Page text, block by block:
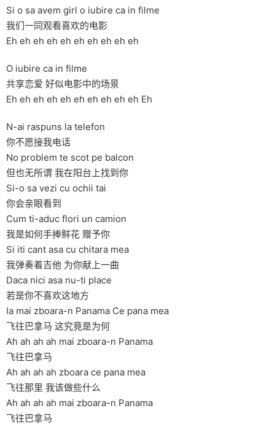
Si o sa avem girl o iubire ca in filme
我们一同观看喜欢的电影
Eh eh eh eh eh eh eh eh eh eh
O iubire ca in filme
共享恋爱 好似电影中的场景
Eh eh eh eh eh eh eh eh eh eh Eh
N-ai raspuns la telefon
你不愿接我电话
No problem te scot pe balcon
但也无所谓 我在阳台上找到你
Si-o sa vezi cu ochii tai
你会亲眼看到
Cum ti-aduc flori un camion
我是如何手捧鲜花 赠予你
Si iti cant asa cu chitara mea
我弹奏着吉他 为你献上一曲
Daca nici asa nu-ti place
若是你不喜欢这地方
Ia mai zboara-n Panama Ce pana mea
飞往巴拿马 这究竟是为何
Ah ah ah ah mai zboara-n Panama
飞往巴拿马
Ah ah ah ah zboara ce pana mea
飞往那里 我该做些什么
Ah ah ah ah mai zboara-n Panama
飞往巴拿马